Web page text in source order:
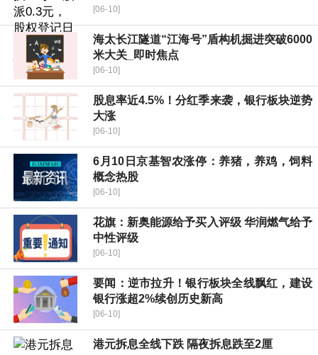
[06-10]
海太长江隧道“江海号”盾构机掘进突破6000
米大关_即时焦点
[06-10]
股息率近4.5%！分红季来袭，银行板块逆势
大涨
[06-10]
6月10日京基智农涨停：养猪，养鸡，饲料
概念热股
[06-10]
花旗：新奥能源给予买入评级 华润燃气给予
中性评级
[06-10]
要闻：逆市拉升！银行板块全线飘红，建设
银行涨超2%续创历史新高
[06-10]
港元拆息全线下跌 隔夜拆息跌至2厘